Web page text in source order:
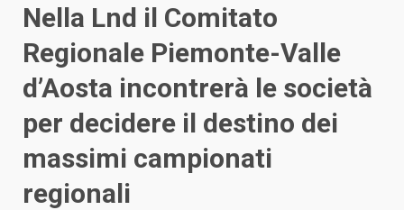
Nella Lnd il Comitato
Regionale Piemonte-Valle
d’Aosta incontrerà le società
per decidere il destino dei
massimi campionati
regionali